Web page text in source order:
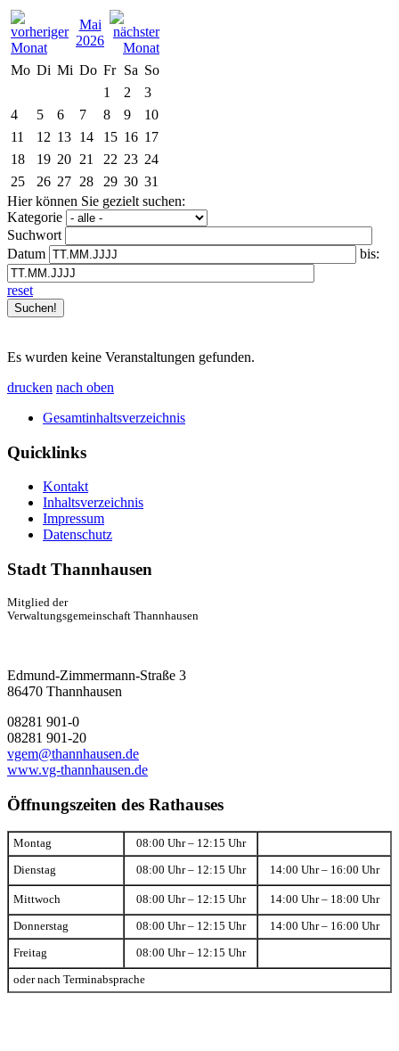
Mai
2026
Mo Di Mi Do Fr Sa So
1
2
3
4
5 6 7 8 9
10
11
12 13 14 15 16 17
18
19 20 21 22 23 24
25
26 27 28 29 30 31
Hier können Sie gezielt suchen:
Kategorie
Suchwort
Datum
bis:
reset
Es wurden keine Veranstaltungen gefunden.
drucken nach oben
Gesamtinhaltsverzeichnis
Quicklinks
Kontakt
Inhaltsverzeichnis
Impressum
Datenschutz
Stadt Thannhausen
Mitglied der
Verwaltungsgemeinschaft Thannhausen
Edmund-Zimmermann-Straße 3
86470 Thannhausen
08281 901-0
08281 901-20
vgem@thannhausen.de
www.vg-thannhausen.de
Öffnungszeiten des Rathauses
Montag 08:00 Uhr – 12:15 Uhr
Dienstag 08:00 Uhr – 12:15 Uhr 14:00 Uhr – 16:00 Uhr
Mittwoch 08:00 Uhr – 12:15 Uhr 14:00 Uhr – 18:00 Uhr
Donnerstag 08:00 Uhr – 12:15 Uhr 14:00 Uhr – 16:00 Uhr
Freitag 08:00 Uhr – 12:15 Uhr
oder nach Terminabsprache